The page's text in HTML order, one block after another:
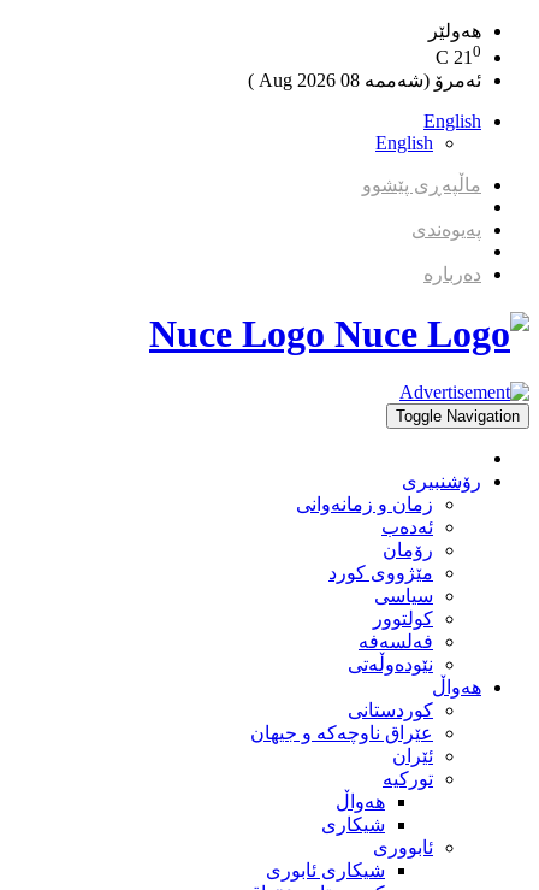
هەولێر
21 0
ئەمرۆ (شەممە 08 2026 Aug )
English
English
ماڵپەڕی پێشوو
پەیوەندی
دەربارە
Nuce Logo
Toggle Navigation
رۆشنبیری
زمان و زمانه‌وانی
ئەدەب
رۆمان
مێژووى کورد
سیاسى
کولتوور
فەلسەفە
نێودەوڵەتی
هەواڵ
کوردستانی
عێراق ناوچەکە و جیهان
ئێران
تورکیە
هەواڵ
شیکاری
ئابووری
شیکاری ئابوری